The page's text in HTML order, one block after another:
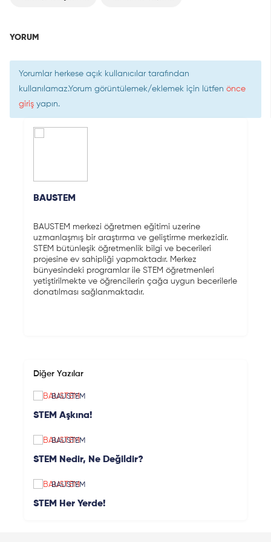
YORUM
Yorumlar herkese açık kullanıcılar tarafından
kullanılamaz.Yorum görüntülemek/eklemek için lütfen önce
giriş yapın.
BAUSTEM
BAUSTEM merkezi öğretmen eğitimi uzerine
uzmanlaşmış bir araştırma ve geliştirme merkezidir.
STEM bütünleşik öğretmenlik bilgi ve becerileri
projesine ev sahipliği yapmaktadır. Merkez
bünyesindeki programlar ile STEM öğretmenleri
yetiştirilmekte ve öğrencilerin çağa uygun becerilerle
donatılması sağlanmaktadır.
Diğer Yazılar
BAUSTEM
STEM Aşkına!
BAUSTEM
STEM Nedir, Ne Değildir?
BAUSTEM
STEM Her Yerde!